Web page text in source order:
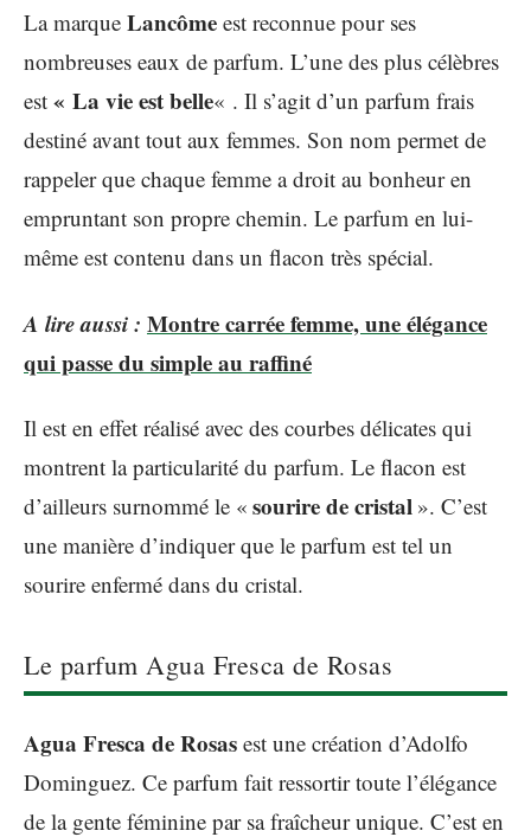
La marque Lancôme est reconnue pour ses
nombreuses eaux de parfum. L’une des plus célèbres
est « La vie est belle« . Il s’agit d’un parfum frais
destiné avant tout aux femmes. Son nom permet de
rappeler que chaque femme a droit au bonheur en
empruntant son propre chemin. Le parfum en lui-
même est contenu dans un flacon très spécial.
A lire aussi : Montre carrée femme, une élégance
qui passe du simple au raffiné
Il est en effet réalisé avec des courbes délicates qui
montrent la particularité du parfum. Le flacon est
d’ailleurs surnommé le « sourire de cristal ». C’est
une manière d’indiquer que le parfum est tel un
sourire enfermé dans du cristal.
Le parfum Agua Fresca de Rosas
Agua Fresca de Rosas est une création d’Adolfo
Dominguez. Ce parfum fait ressortir toute l’élégance
de la gente féminine par sa fraîcheur unique. C’est en